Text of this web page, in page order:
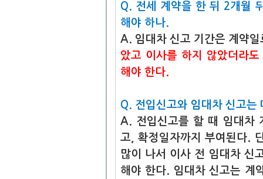
Q. 전세 계약을 한 뒤 2개월
해야 하나.
A. 임대차 신고 기간은 계약
았고 이사를 하지 않았더라
해야 한다.
Q. 전입신고와 임대차 신고는
A. 전입신고를 할 때 임대차
고, 확정일자까지 부여된다.
많이 나서 이사 전 임대차 신
해야 한다. 임대차 신고는 계